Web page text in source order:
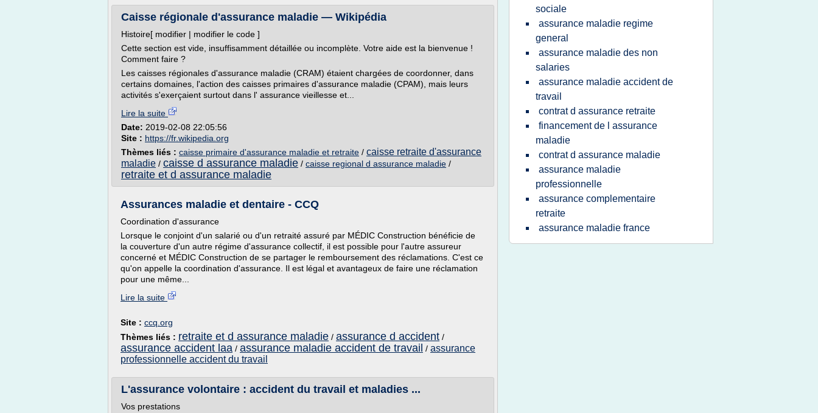
Caisse régionale d'assurance maladie — Wikipédia
Histoire[ modifier | modifier le code ]
Cette section est vide, insuffisamment détaillée ou incomplète. Votre aide est la bienvenue !
Comment faire ?
Les caisses régionales d'assurance maladie (CRAM) étaient chargées de coordonner, dans
certains domaines, l'action des caisses primaires d'assurance maladie (CPAM), mais leurs
activités s'exerçaient surtout dans l' assurance vieillesse et...
Lire la suite
Date: 2019-02-08 22:05:56
Site : https://fr.wikipedia.org
Thèmes liés : caisse primaire d'assurance maladie et retraite / caisse retraite d'assurance
maladie / caisse d assurance maladie / caisse regional d assurance maladie /
retraite et d assurance maladie
Assurances maladie et dentaire - CCQ
Coordination d'assurance
Lorsque le conjoint d'un salarié ou d'un retraité assuré par MÉDIC Construction bénéficie de
la couverture d'un autre régime d'assurance collectif, il est possible pour l'autre assureur
concerné et MÉDIC Construction de se partager le remboursement des réclamations. C'est ce
qu'on appelle la coordination d'assurance. Il est légal et avantageux de faire une réclamation
pour une même...
Lire la suite
Site : ccq.org
Thèmes liés : retraite et d assurance maladie / assurance d accident /
assurance accident laa / assurance maladie accident de travail / assurance
professionnelle accident du travail
L'assurance volontaire : accident du travail et maladies ...
Vos prestations
sociale
assurance maladie regime
general
assurance maladie des non
salaries
assurance maladie accident de
travail
contrat d assurance retraite
financement de l assurance
maladie
contrat d assurance maladie
assurance maladie
professionnelle
assurance complementaire
retraite
assurance maladie france